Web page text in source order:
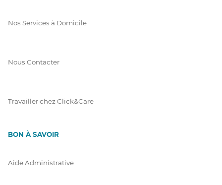
Nos Services à Domicile
Nous Contacter
Travailler chez Click&Care
BON À SAVOIR
Aide Administrative